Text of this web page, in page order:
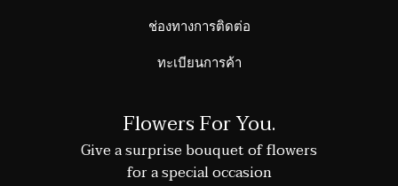
ช่องทางการติดต่อ
ทะเบียนการค้า
Flowers For You.
Give a surprise bouquet of flowers
for a special occasion